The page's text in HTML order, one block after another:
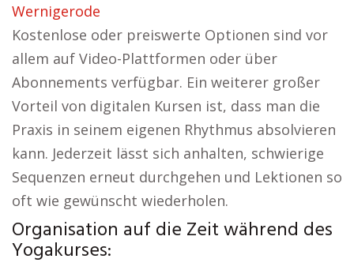
Wernigerode
Kostenlose oder preiswerte Optionen sind vor
allem auf Video-Plattformen oder über
Abonnements verfügbar. Ein weiterer großer
Vorteil von digitalen Kursen ist, dass man die
Praxis in seinem eigenen Rhythmus absolvieren
kann. Jederzeit lässt sich anhalten, schwierige
Sequenzen erneut durchgehen und Lektionen so
oft wie gewünscht wiederholen.
Organisation auf die Zeit während des
Yogakurses: